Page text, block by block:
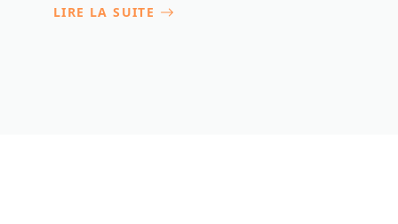
LIRE LA SUITE